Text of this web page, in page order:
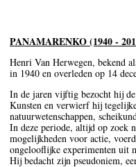
PANAMARENKO (1940 -
Henri Van Herwegen, bekend
in 1940 en overleden op 14
In de jaren vijftig bezocht hij
Kunsten en verwierf hij
natuurwetenschappen,
In deze periode, altijd op zoek
mogelijkheden voor actie,
ongelooflijke experimenten uit
Hij bedacht zijn pseudoniem,